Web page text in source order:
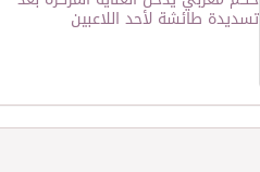
تسديدة طائشة لأحد اللاعبين